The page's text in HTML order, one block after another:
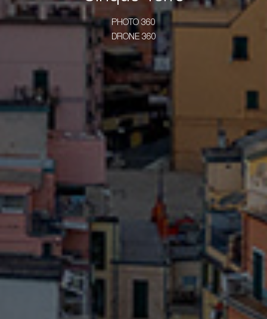
PHOTO 360
DRONE 360